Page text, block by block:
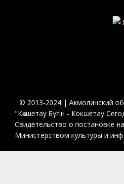
© 2013-2024 | Акмолинский
"Көкшетау Бүгін - Кокшетау
Свидетельство о постановке
Министерством культуры и